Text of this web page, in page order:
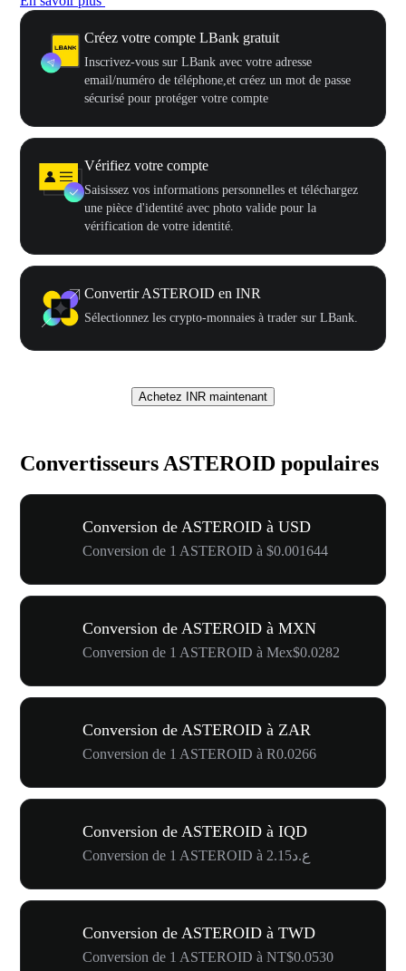
Créez votre compte LBank gratuit
Inscrivez-vous sur LBank avec votre adresse
email/numéro de téléphone,et créez un mot de passe
sécurisé pour protéger votre compte
Vérifiez votre compte
Saisissez vos informations personnelles et téléchargez
une pièce d'identité avec photo valide pour la
vérification de votre identité.
Convertir ASTEROID en INR
Sélectionnez les crypto-monnaies à trader sur LBank.
Achetez INR maintenant
Convertisseurs ASTEROID populaires
Conversion de ASTEROID à USD
Conversion de 1 ASTEROID à $0.001644
Conversion de ASTEROID à MXN
Conversion de 1 ASTEROID à Mex$0.0282
Conversion de ASTEROID à ZAR
Conversion de 1 ASTEROID à R0.0266
Conversion de ASTEROID à IQD
Conversion de 1 ASTEROID à ع.د2.15
Conversion de ASTEROID à TWD
Conversion de 1 ASTEROID à NT$0.0530